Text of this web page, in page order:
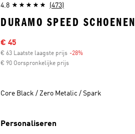
4.8 (473)
DURAMO SPEED SCHOENEN
Afgeprijsde prijs
€ 45
€ 63 Laatste laagste prijs -28%
€ 90 Oorspronkelijke prijs
Core Black / Zero Metalic / Spark
Personaliseren